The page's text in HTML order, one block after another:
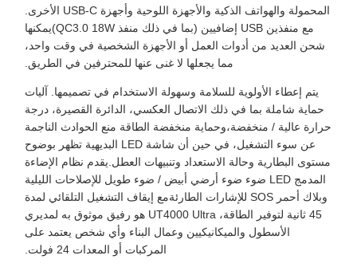
المحمولة والهواتف الذكية والأجهزة اللوحية وأجهزة USB-C الأخرى.
مع منفذين USB إضافيين (بما في ذلك منفذ QC3.0 18W)يمكنها
شحن العديد من أدوات العمل أو الأجهزة الشخصية في وقت واحد،
مما يجعلها لا غنى عنها للمحترفين في الطريق.
يتم إعطاء الأولوية للسلامة وسهولة الاستخدام في تصميمها. آليات
حماية شاملة بما في ذلك الاتصال العكسي، الدائرة القصيرة، درجة
حرارة عالية / منخفضة،وحماية منخفضة الطاقة ‬منع الحوادث الناجمة
عن سوء التشغيل، في حين أن شاشة LED البديهية تظهر بوضوح
مستوى البطارية وحالة الاستعداد وتنبيهات العطل.يقدم نظام الإضاءة
المدمج LED ضوء ضوء أرضي أبيض / ضوء طويل للإصلاحات الليلية
وبلاك أحمر SOS للإشارات الطارئةمع إيقاف التشغيل التلقائي لمدة
45 ثانية لتوفير الطاقة، UT4000 Ultra هو رفيق موثوق به لمديري
الأسطول والميكانيكيين وعمال البناء وأي شخص يعتمد على
المركبات أو المعدات 24 فولت.